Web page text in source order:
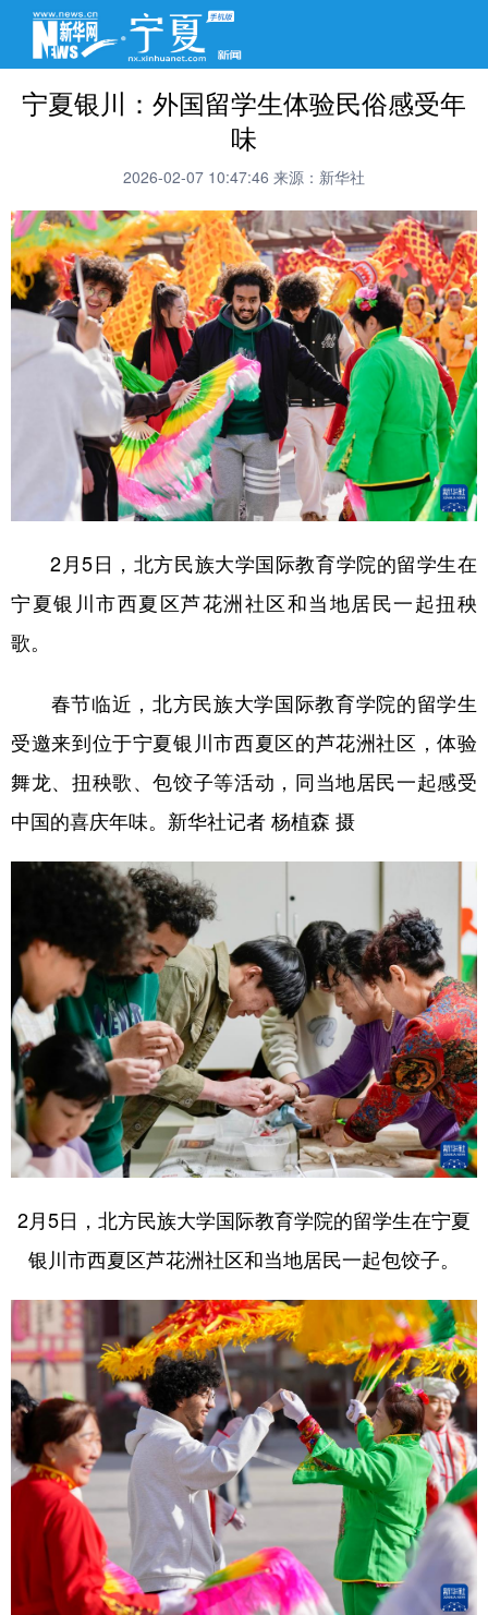
宁夏银川：外国留学生体验民俗感受年
味
2026-02-07 10:47:46 来源：新华社
2月5日，北方民族大学国际教育学院的留学生在
宁夏银川市西夏区芦花洲社区和当地居民一起扭秧
歌。
春节临近，北方民族大学国际教育学院的留学生
受邀来到位于宁夏银川市西夏区的芦花洲社区，体验
舞龙、扭秧歌、包饺子等活动，同当地居民一起感受
中国的喜庆年味。新华社记者 杨植森 摄
2月5日，北方民族大学国际教育学院的留学生在宁夏
银川市西夏区芦花洲社区和当地居民一起包饺子。